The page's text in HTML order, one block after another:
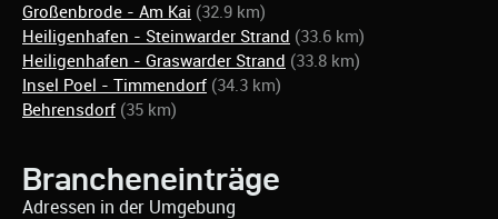
Großenbrode - Am Kai (32.9 km)
Heiligenhafen - Steinwarder Strand (33.6 km)
Heiligenhafen - Graswarder Strand (33.8 km)
Insel Poel - Timmendorf (34.3 km)
Behrensdorf (35 km)
Brancheneinträge
Adressen in der Umgebung